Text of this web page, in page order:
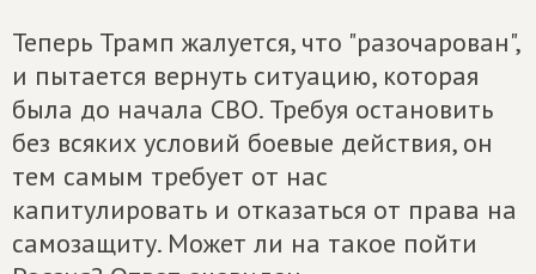
Теперь Трамп жалуется, что "разочарован",
и пытается вернуть ситуацию, которая
была до начала СВО. Требуя остановить
без всяких условий боевые действия, он
тем самым требует от нас
капитулировать и отказаться от права на
самозащиту. Может ли на такое пойти